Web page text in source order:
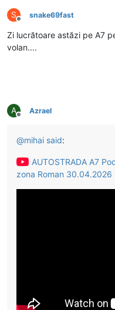
S
Deconectat
snake69fast
Zi lucrătoare astăzi pe A7
volan....
A
Deconectat
Azrael
@mihai said:
AUTOSTRADA A7
zona Roman